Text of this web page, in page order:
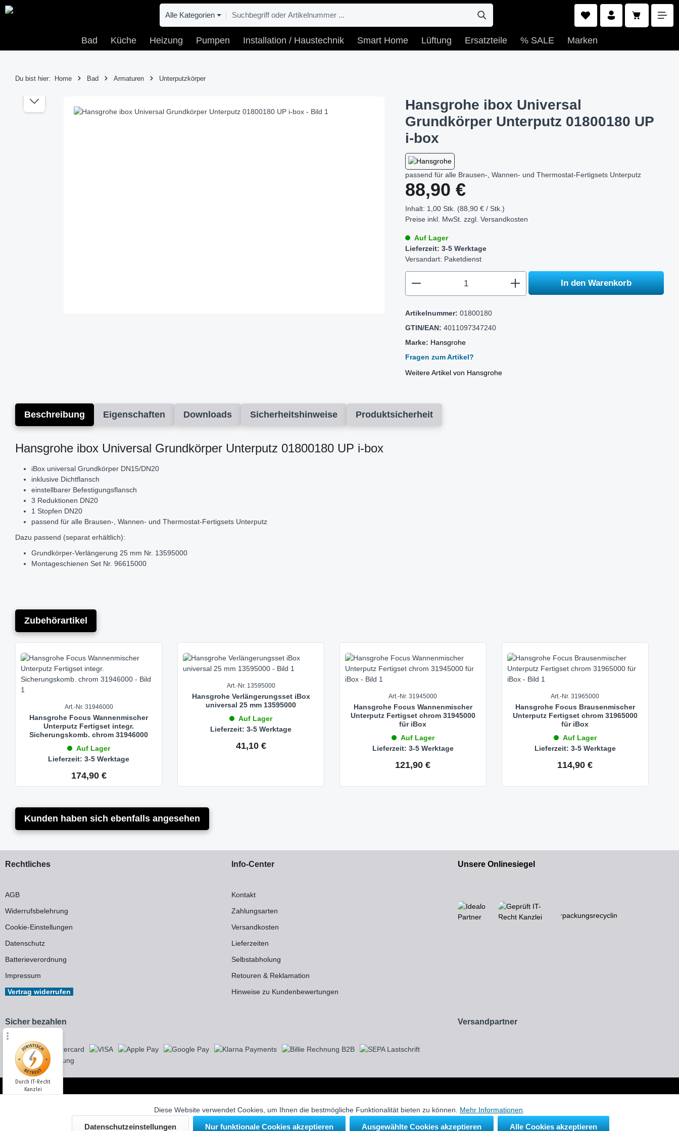
Hauptinhalt springen
Zur Suche springen
Zur Hauptnavigation springen
Alle Kategorien
Bad Küche Heizung Pumpen Installation / Haustechnik Smart Home Lüftung Ersatzteile % SALE Marken
Du bist hier: Home Bad Armaturen Unterputzkörper
Bildergalerie überspringen
Hansgrohe ibox Universal
Grundkörper Unterputz 01800180 UP
i-box
passend für alle Brausen-, Wannen- und Thermostat-Fertigsets Unterputz
Regulärer Preis:
88,90 €
Inhalt: 1,00 Stk. (88,90 € / Stk.)
Preise inkl. MwSt. zzgl.Versandkosten
Auf Lager
Lieferzeit: 3-5 Werktage
Versandart: Paketdienst
In den Warenkorb
Artikelnummer: 01800180
GTIN/EAN: 4011097347240
Marke: Hansgrohe
Fragen zum Artikel?
Weitere Artikel von Hansgrohe
Beschreibung Eigenschaften Downloads Sicherheitshinweise Produktsicherheit
Hansgrohe ibox Universal Grundkörper Unterputz 01800180 UP i-box
iBox universal Grundkörper DN15/DN20
inklusive Dichtflansch
einstellbarer Befestigungsflansch
3 Reduktionen DN20
1 Stopfen DN20
passend für alle Brausen-, Wannen- und Thermostat-Fertigsets Unterputz
Dazu passend (separat erhältlich):
Grundkörper-Verlängerung 25 mm Nr. 13595000
Montageschienen Set Nr. 96615000
Zubehörartikel
Produktgalerie überspringen
Art.-Nr. 31946000
Hansgrohe Focus Wannenmischer
Unterputz Fertigset integr.
Sicherungskomb. chrom 31946000
Auf Lager
Lieferzeit: 3-5 Werktage
Regulärer Preis:
174,90 €
Art.-Nr. 13595000
Hansgrohe Verlängerungsset iBox
universal 25 mm 13595000
Auf Lager
Lieferzeit: 3-5 Werktage
Regulärer Preis:
41,10 €
Art.-Nr. 31945000
Hansgrohe Focus Wannenmischer
Unterputz Fertigset chrom 31945000
für iBox
Auf Lager
Lieferzeit: 3-5 Werktage
Regulärer Preis:
121,90 €
Art.-Nr. 31965000
Hansgrohe Focus Brausenmischer
Unterputz Fertigset chrom 31965000
für iBox
Auf Lager
Lieferzeit: 3-5 Werktage
Regulärer Preis:
114,90 €
Kunden haben sich ebenfalls angesehen
Rechtliches
AGB
Widerrufsbelehrung
Cookie-Einstellungen
Datenschutz
Batterieverordnung
Impressum
Vertrag widerrufen
Info-Center
Kontakt
Zahlungsarten
Versandkosten
Lieferzeiten
Selbstabholung
Retouren & Reklamation
Hinweise zu Kundenbewertungen
Unsere Onlinesiegel
Sicher bezahlen Versandpartner
Alle genannten Markennamen und Bezeichnungen sind eingetragene Warenzeichen ihrer jeweiligen Eigentümer und dienen in unserem Onlineshop ausschließlich zur Beschreibung unserer Produkte.
Diese Website verwendet Cookies, um Ihnen die bestmögliche Funktionalität bieten zu können. Mehr Informationen
Datenschutzeinstellungen Nur funktionale Cookies akzeptieren Ausgewählte Cookies akzeptieren Alle Cookies akzeptieren
Durch IT-Recht
Kanzlei